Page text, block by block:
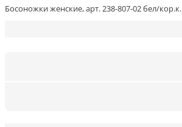
Босоножки женские, арт. 238-807-02 бел/кор.к.